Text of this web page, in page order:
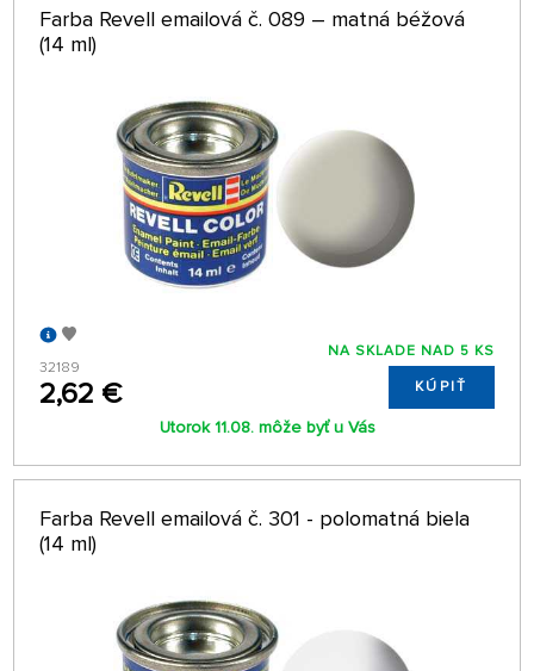
Farba Revell emailová č. 089 – matná béžová
(14 ml)
32189
2,62 €
NA SKLADE NAD 5 KS
KÚPIŤ
Utorok 11.08. môže byť u Vás
Farba Revell emailová č. 301 - polomatná biela
(14 ml)